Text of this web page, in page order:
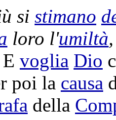
si stimano
loro l'umiltà
E voglia Dio
poi la causa
della